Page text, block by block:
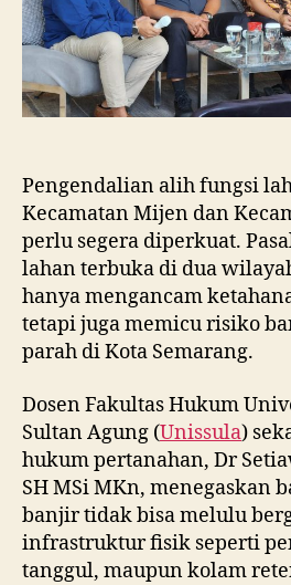
Pengendalian alih fungsi
Kecamatan Mijen dan
perlu segera diperkuat.
lahan terbuka di dua
hanya mengancam
tetapi juga memicu risiko
parah di Kota Semarang.
Dosen Fakultas Hukum
Sultan Agung (Unissula)
hukum pertanahan, Dr
SH MSi MKn, menegaskan
banjir tidak bisa melulu
infrastruktur fisik seperti
tanggul, maupun kolam